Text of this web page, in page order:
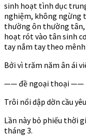
sinh hoạt tình dục
nghiệm, không ngừng
thường ôn thường tân,
hoạt rót vào tân sinh
tay nắm tay theo
Bởi vì trăm năm ân ái
—— đề ngoại thoại ——
Trôi nổi dập dờn cầu
Lần này bỏ phiếu thời
tháng 3.